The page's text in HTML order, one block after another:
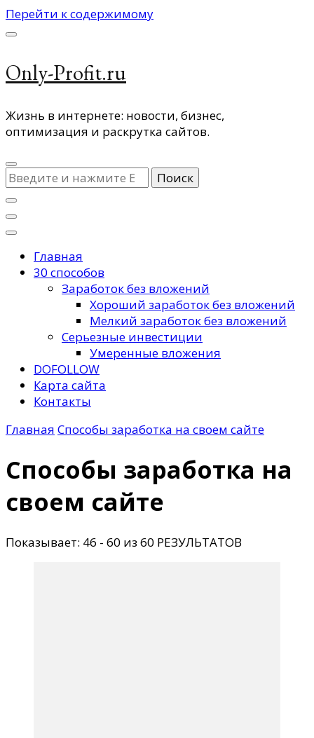
Перейти к содержимому
Only-Profit.ru
Жизнь в интернете: новости, бизнес,
оптимизация и раскрутка сайтов.
Ищите
что-
то?
Главная
30 способов
Заработок без вложений
Хороший заработок без вложений
Мелкий заработок без вложений
Серьезные инвестиции
Умеренные вложения
DOFOLLOW
Карта сайта
Контакты
Главная Способы заработка на своем сайте
Способы заработка на
своем сайте
Показывает: 46 - 60 из 60 РЕЗУЛЬТАТОВ